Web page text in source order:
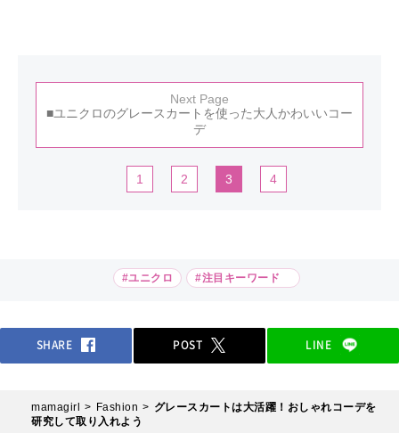
Next Page
■ユニクロのグレースカートを使った大人かわいいコー
デ
1 2 3 4
#ユニクロ #注目キーワード
SHARE POST LINE
mamagirl Fashion
グレースカートは大活躍！おしゃれコーデを
研究して取り入れよう